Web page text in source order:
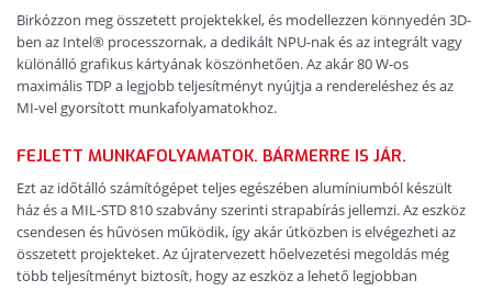
Birkózzon meg összetett projektekkel, és modellezzen könnyedén 3D-
ben az Intel® processzornak, a dedikált NPU-nak és az integrált vagy
különálló grafikus kártyának köszönhetően. Az akár 80 W-os
maximális TDP a legjobb teljesítményt nyújtja a rendereléshez és az
MI-vel gyorsított munkafolyamatokhoz.
FEJLETT MUNKAFOLYAMATOK. BÁRMERRE IS JÁR.
Ezt az időtálló számítógépet teljes egészében alumíniumból készült
ház és a MIL-STD 810 szabvány szerinti strapabírás jellemzi. Az eszköz
csendesen és hűvösen működik, így akár útközben is elvégezheti az
összetett projekteket. Az újratervezett hőelvezetési megoldás még
több teljesítményt biztosít, hogy az eszköz a lehető legjobban